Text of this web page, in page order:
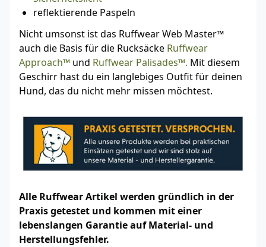
reflektierende Paspeln
Nicht umsonst ist das Ruffwear Web Master™
auch die Basis für die Rucksäcke Ruffwear
Approach™ und Ruffwear Palisades™. Mit diesem
Geschirr hast du ein langlebiges Outfit für deinen
Hund, das du nicht mehr missen möchtest.
Alle Ruffwear Artikel werden gründlich in der
Praxis getestet und kommen mit einer
lebenslangen Garantie auf Material- und
Herstellungsfehler.